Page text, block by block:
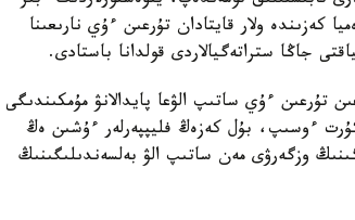
كەزىندە ولار قايتادان تۇرعىن ءۇي نارىعىنا
جاڭا ستراتەگيالاردى قولدانا باستادى.
بجزق جيناعىن تۇرعىن ءۇي ساتىپ الۋعا پايدالانۋ مۇمكىندىگى
ءوسىپ، بۇل كەزەڭ فليپپەرلەر ءۇشىن ەڭ
وزگەرۋى مەن ساتىپ الۋ بەلسەندىلىگىنىڭ